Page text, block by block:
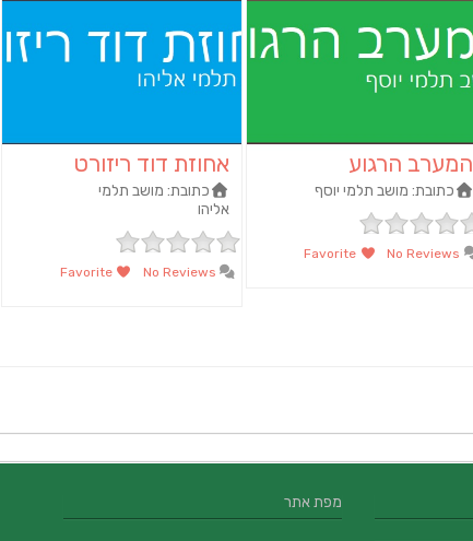
המערב הרגוע
כתובת: מושב תלמי יוסף
אחוזת דוד ריזורט
כתובת: מושב תלמי
אליהו
Favorite
מפת אתר